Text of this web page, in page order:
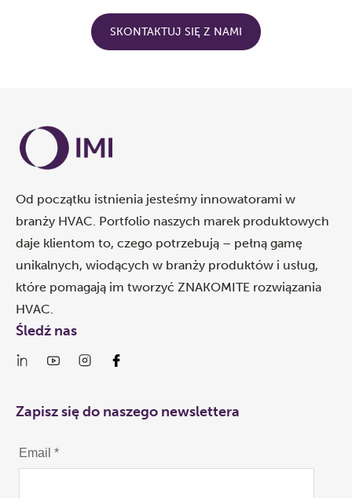
SKONTAKTUJ SIĘ Z NAMI
Od początku istnienia jesteśmy innowatorami w
branży HVAC. Portfolio naszych marek produktowych
daje klientom to, czego potrzebują – pełną gamę
unikalnych, wiodących w branży produktów i usług,
które pomagają im tworzyć ZNAKOMITE rozwiązania
HVAC.
Śledź nas
Zapisz się do naszego newslettera